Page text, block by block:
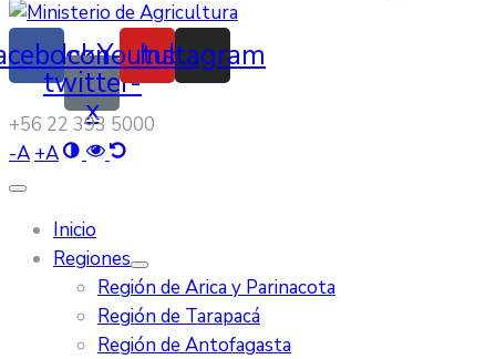
Icon-
twitter-
x
Youtube
Instagram
‭+56 22 393 5000‬
-A +A
Inicio
Regiones
Región de Arica y Parinacota
Región de Tarapacá
Región de Antofagasta